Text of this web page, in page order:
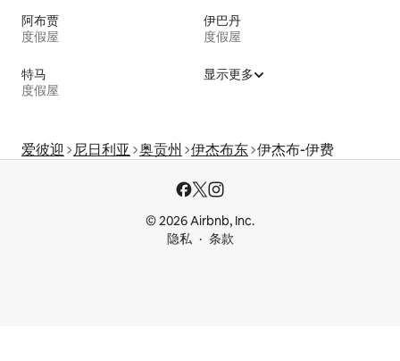
阿布贾
度假屋
伊巴丹
度假屋
特马
度假屋
显示更多
爱彼迎 尼日利亚 奥贡州 伊杰布东 伊杰布-伊费
© 2026 Airbnb, Inc.
隐私
条款